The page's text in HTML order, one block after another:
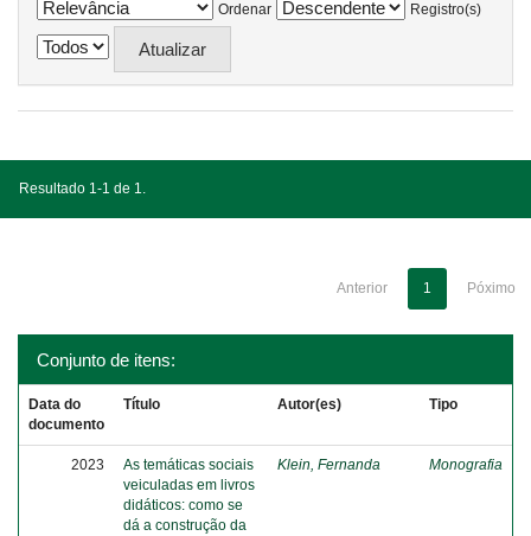
Ordenar
Registro(s)
Resultado 1-1 de 1.
Anterior 1 Póximo
Conjunto de itens:
Data do
documento
Título Autor(es) Tipo
2023
As temáticas sociais
veiculadas em livros
didáticos: como se
dá a construção da
Klein, Fernanda Monografia